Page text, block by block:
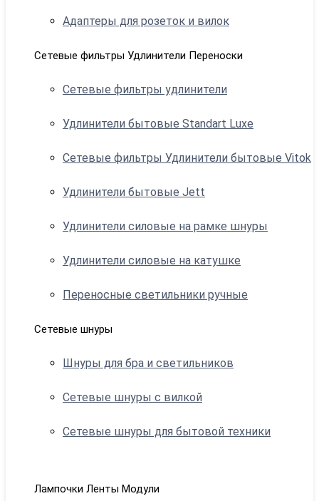
Адаптеры для розеток и вилок
Сетевые фильтры Удлинители Переноски
Сетевые фильтры удлинители
Удлинители бытовые Standart Luxe
Сетевые фильтры Удлинители бытовые Vitok
Удлинители бытовые Jett
Удлинители силовые на рамке шнуры
Удлинители силовые на катушке
Переносные светильники ручные
Сетевые шнуры
Шнуры для бра и светильников
Сетевые шнуры с вилкой
Сетевые шнуры для бытовой техники
Лампочки Ленты Модули